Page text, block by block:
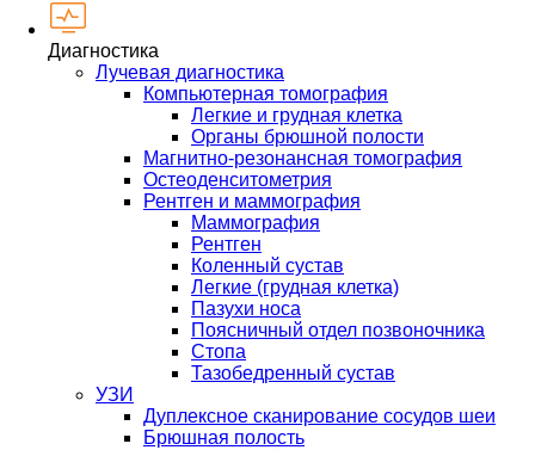
Диагностика
Лучевая диагностика
Компьютерная томография
Легкие и грудная клетка
Органы брюшной полости
Магнитно-резонансная томография
Остеоденситометрия
Рентген и маммография
Маммография
Рентген
Коленный сустав
Легкие (грудная клетка)
Пазухи носа
Поясничный отдел позвоночника
Стопа
Тазобедренный сустав
УЗИ
Дуплексное сканирование сосудов шеи
Брюшная полость